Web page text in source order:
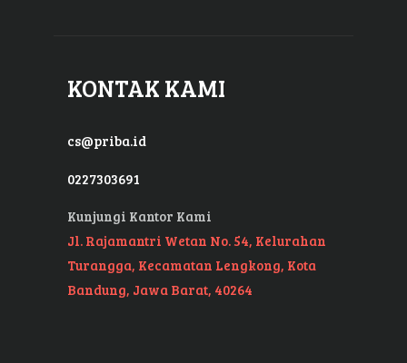
KONTAK KAMI
cs@priba.id
0227303691
Kunjungi Kantor Kami
Jl. Rajamantri Wetan No. 54, Kelurahan
Turangga, Kecamatan Lengkong, Kota
Bandung, Jawa Barat, 40264